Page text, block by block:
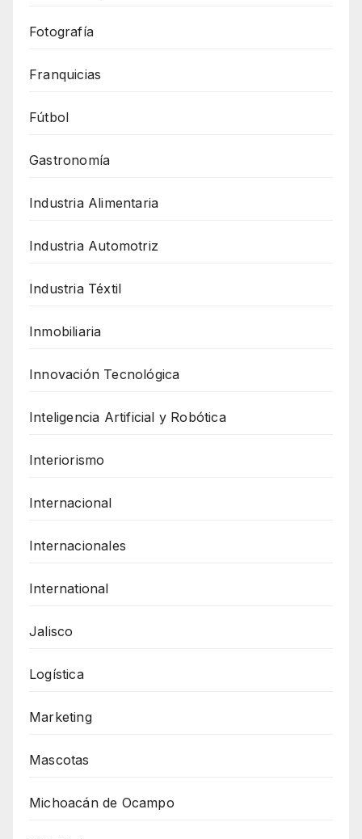
Fotografía
Franquicias
Fútbol
Gastronomía
Industria Alimentaria
Industria Automotriz
Industria Téxtil
Inmobiliaria
Innovación Tecnológica
Inteligencia Artificial y Robótica
Interiorismo
Internacional
Internacionales
International
Jalisco
Logística
Marketing
Mascotas
Michoacán de Ocampo